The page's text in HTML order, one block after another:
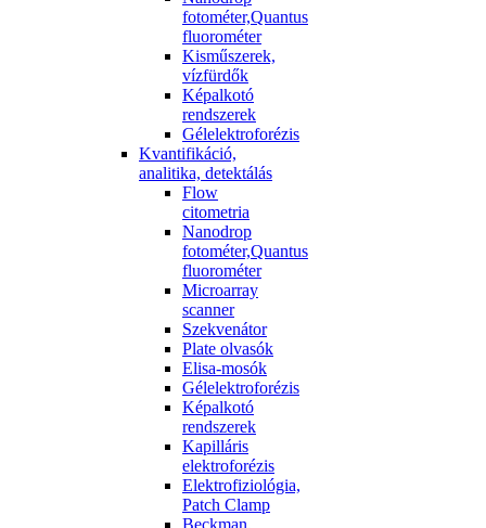
fotométer,Quantus
fluorométer
Kisműszerek,
vízfürdők
Képalkotó
rendszerek
Gélelektroforézis
Kvantifikáció,
analitika, detektálás
Flow
citometria
Nanodrop
fotométer,Quantus
fluorométer
Microarray
scanner
Szekvenátor
Plate olvasók
Elisa-mosók
Gélelektroforézis
Képalkotó
rendszerek
Kapilláris
elektroforézis
Elektrofiziológia,
Patch Clamp
Beckman,